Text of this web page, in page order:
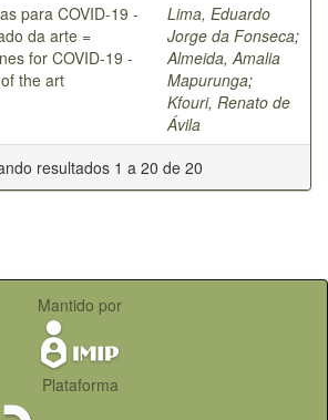
para COVID-19 -
da arte =
for COVID-19 -
the art
Lima, Eduardo
Jorge da Fonseca;
Almeida, Amalia
Mapurunga;
Kfouri, Renato de
Ávila
resultados 1 a 20 de 20
Mantido por
Plataforma